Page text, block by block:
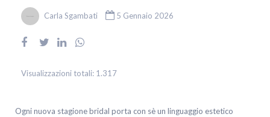
Carla Sgambati 5 Gennaio 2026
Visualizzazioni totali: 1.317
Ogni nuova stagione bridal porta con sè un linguaggio estetico